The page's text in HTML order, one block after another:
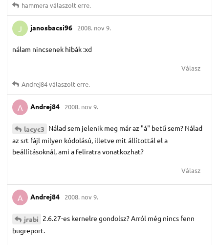
hammera válaszolt erre.
J janosbacsi96 2008. nov 9.
nálam nincsenek hibák :xd
Válasz
Andrej84válaszolt erre.
A Andrej84 2008. nov 9.
lacyc3 Nálad sem jelenik meg már az "á" betű sem? Nálad
az srt fájl milyen kódolású, illetve mit állítottál el a
beállításoknál, ami a feliratra vonatkozhat?
Válasz
A Andrej84 2008. nov 9.
jrabi 2.6.27-es kernelre gondolsz? Arról még nincs fenn
bugreport.